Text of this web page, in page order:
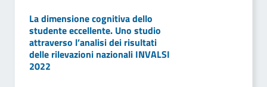
La dimensione cognitiva dello
studente eccellente. Uno studio
attraverso l’analisi dei risultati
delle rilevazioni nazionali INVALSI
2022